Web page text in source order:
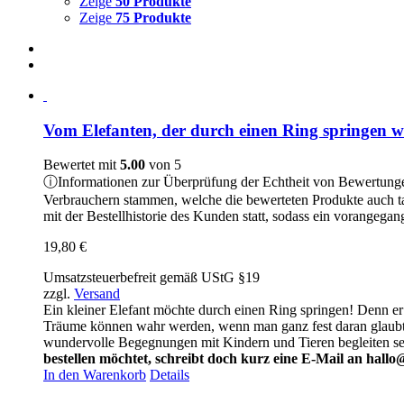
Zeige 75 Produkte
Vom Elefanten, der durch einen Ring springen
Bewertet mit5.00 von 5
ⓘInformationen zur Überprüfung der Echtheit von
Verbrauchern stammen, welche die bewerteten Produkte
mit der Bestellhistorie des Kunden statt, sodass ein
19,80 €
Umsatzsteuerbefreit gemäß UStG §19
zzgl. Versand
Ein kleiner Elefant möchte durch einen Ring springen! Denn
Träume können wahr werden, wenn man ganz fest daran
wundervolle Begegnungen mit Kindern und Tieren begleiten
bestellen möchtet, schreibt doch kurz eine E-Mail an
In den Warenkorb Details